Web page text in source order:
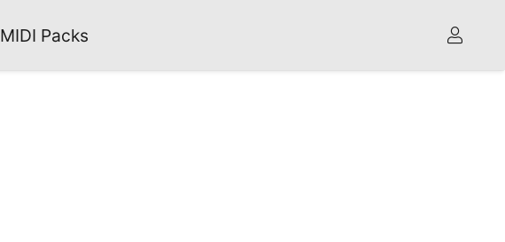
MIDI Packs